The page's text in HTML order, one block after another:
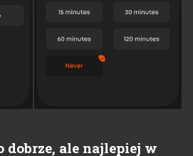
dobrze, ale najlepiej w